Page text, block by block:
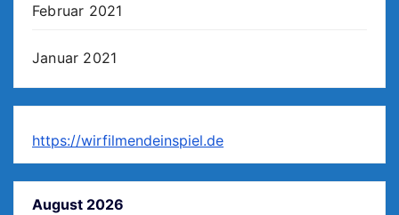
Februar 2021
Januar 2021
https://wirfilmendeinspiel.de
August 2026